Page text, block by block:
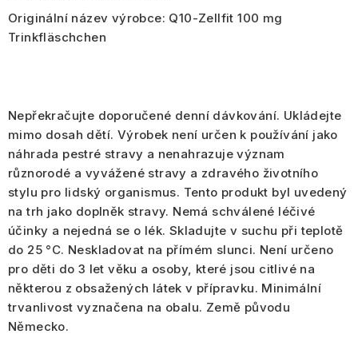
Originální název výrobce: Q10-Zellfit 100 mg
Trinkfläschchen
Nepřekračujte doporučené denní dávkování. Ukládejte
mimo dosah dětí. Výrobek není určen k používání jako
náhrada pestré stravy a nenahrazuje význam
různorodé a vyvážené stravy a zdravého životního
stylu pro lidský organismus. Tento produkt byl uvedený
na trh jako doplněk stravy. Nemá schválené léčivé
účinky a nejedná se o lék. Skladujte v suchu při teplotě
do 25 °C. Neskladovat na přímém slunci. Není určeno
pro děti do 3 let věku a osoby, které jsou citlivé na
některou z obsažených látek v přípravku. Minimální
trvanlivost vyznačena na obalu. Země původu
Německo.